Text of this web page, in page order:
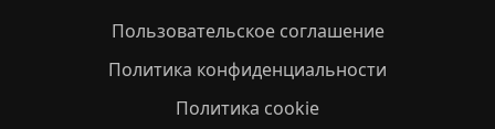
Пользовательское соглашение
Политика конфиденциальности
Политика cookie